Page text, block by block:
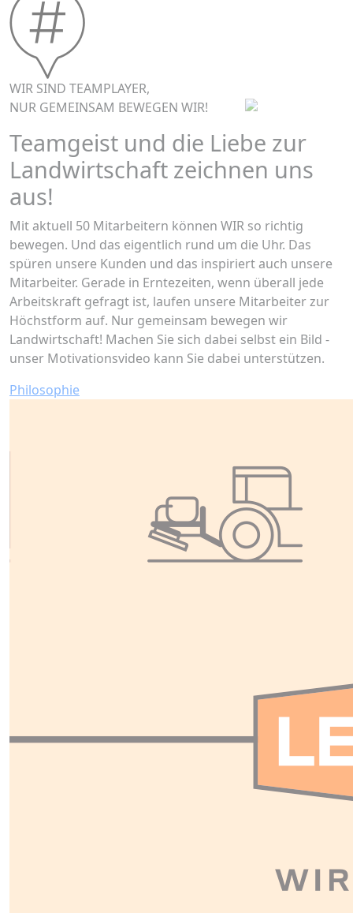
WIR SIND TEAMPLAYER,
NUR GEMEINSAM BEWEGEN WIR!
Teamgeist und die Liebe zur
Landwirtschaft zeichnen uns
aus!
Mit aktuell 50 Mitarbeitern können WIR so richtig
bewegen. Und das eigentlich rund um die Uhr. Das
spüren unsere Kunden und das inspiriert auch unsere
Mitarbeiter. Gerade in Erntezeiten, wenn überall jede
Arbeitskraft gefragt ist, laufen unsere Mitarbeiter zur
Höchstform auf. Nur gemeinsam bewegen wir
Landwirtschaft! Machen Sie sich dabei selbst ein Bild -
unser Motivationsvideo kann Sie dabei unterstützen.
Philosophie